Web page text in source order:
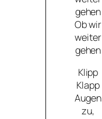
gehen
Ob wir
weiter
gehen
Klipp
Klapp
Augen
zu,